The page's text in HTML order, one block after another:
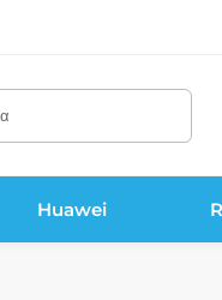
Huawei